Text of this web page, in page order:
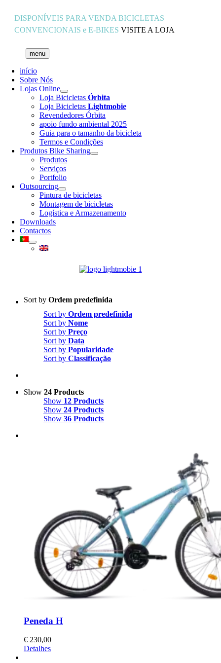
content
DISPONÍVEIS PARA VENDABICICLETAS
CONVENCIONAIS e E-BIKES VISITE A LOJA
menu
início
Sobre Nós
Lojas Online
Loja Bicicletas Órbita
Loja Bicicletas Lightmobie
Revendedores Órbita
apoio fundo ambiental 2025
Guia para o tamanho da bicicleta
Termos e Condições
Produtos Bike Sharing
Produtos
Serviços
Portfolio
Outsourcing
Pintura de bicicletas
Montagem de bicicletas
Logística e Armazenamento
Downloads
Contactos
Sort by Ordem predefinida
Sort by Ordem predefinida
Sort by Nome
Sort by Preço
Sort by Data
Sort by Popularidade
Sort by Classificação
Show 24 Products
Show 12 Products
Show 24 Products
Show 36 Products
Peneda H
€ 230,00
This
Detalhes